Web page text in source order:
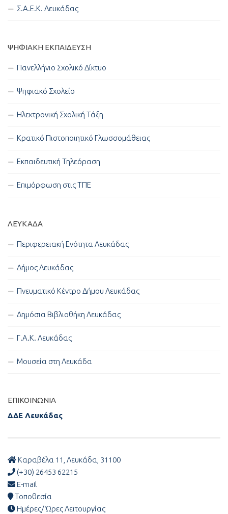
Σ.Α.Ε.Κ. Λευκάδας
ΨΗΦΙΑΚΉ ΕΚΠΑΊΔΕΥΣΗ
Πανελλήνιο Σχολικό Δίκτυο
Ψηφιακό Σχολείο
Ηλεκτρονική Σχολική Τάξη
Κρατικό Πιστοποιητικό Γλωσσομάθειας
Εκπαιδευτική Τηλεόραση
Επιμόρφωση στις ΤΠΕ
ΛΕΥΚΑΔΑ
Περιφερειακή Ενότητα Λευκάδας
Δήμος Λευκάδας
Πνευματικό Κέντρο Δήμου Λευκάδας
Δημόσια Βιβλιοθήκη Λευκάδας
Γ.Α.Κ. Λευκάδας
Μουσεία στη Λευκάδα
ΕΠΙΚΟΙΝΩΝΊΑ
ΔΔΕ Λευκάδας
Καραβέλα 11, Λευκάδα, 31100
(+30) 26453 62215
E-mail
Τοποθεσία
Ημέρες/ Ώρες Λειτουργίας